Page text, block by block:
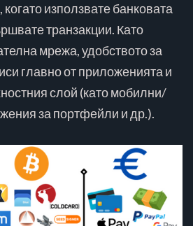
използвате банковата
транзакции. Като
мрежа, удобството за
главно от приложенията и
слой (като мобилни/
за портфейли и др.).